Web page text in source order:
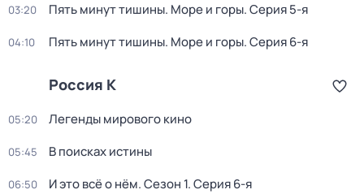
03:20 Пять минут тишины. Море и горы. Серия 5-я
04:10 Пять минут тишины. Море и горы. Серия 6-я
Россия К
05:20 Легенды мирового кино
05:45 В поисках истины
06:50 И это всё о нём. Сезон 1. Серия 6-я